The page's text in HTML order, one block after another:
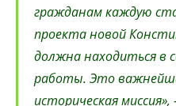
гражданам каждую
проекта новой
должна находиться в
работы. Это
историческая